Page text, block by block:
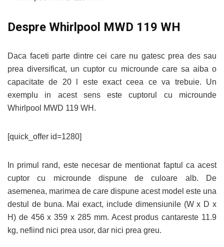
Despre Whirlpool MWD 119 WH
Daca faceti parte dintre cei care nu gatesc prea des sau
prea diversificat, un cuptor cu microunde care sa aiba o
capacitate de 20 l este exact ceea ce va trebuie. Un
exemplu in acest sens este cuptorul cu microunde
Whirlpool MWD 119 WH.
[quick_offer id=1280]
In primul rand, este necesar de mentionat faptul ca acest
cuptor cu microunde dispune de culoare alb. De
asemenea, marimea de care dispune acest model este una
destul de buna. Mai exact, include dimensiunile (W x D x
H) de 456 x 359 x 285 mm. Acest produs cantareste 11.9
kg, nefiind nici prea usor, dar nici prea greu.